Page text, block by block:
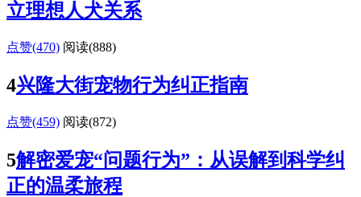
立理想人犬关系
点赞(470) 阅读(888)
4兴隆大街宠物行为纠正指南
点赞(459) 阅读(872)
5解密爱宠“问题行为”：从误解到科学纠
正的温柔旅程